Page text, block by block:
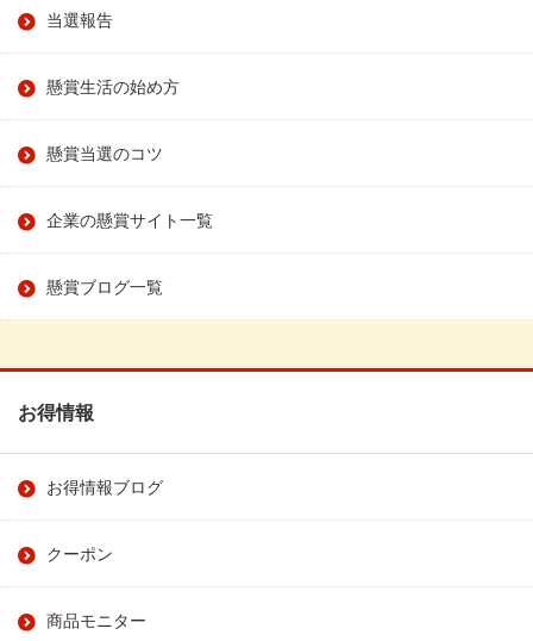
当選報告
懸賞生活の始め方
懸賞当選のコツ
企業の懸賞サイト一覧
懸賞ブログ一覧
お得情報
お得情報ブログ
クーポン
商品モニター